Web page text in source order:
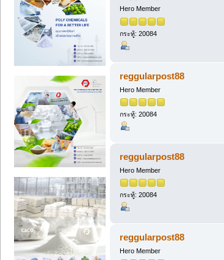
Hero Member
กระทู้: 20084
reggularpost88
Hero Member
กระทู้: 20084
reggularpost88
Hero Member
กระทู้: 20084
reggularpost88
Hero Member